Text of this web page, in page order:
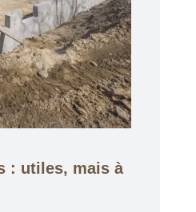
: utiles, mais à